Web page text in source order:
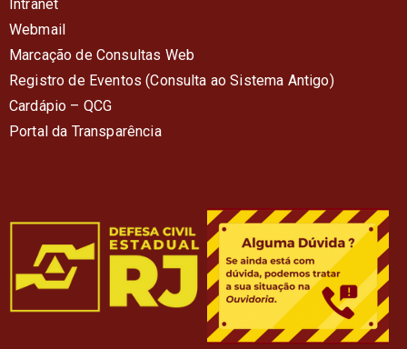
Intranet
Webmail
Marcação de Consultas Web
Registro de Eventos (Consulta ao Sistema Antigo)
Cardápio – QCG
Portal da Transparência